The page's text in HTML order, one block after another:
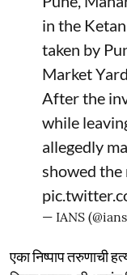
in the
taken by
Market
After the
while
allegedly
showed
— IANS
एका निष्पाप तरुणाची